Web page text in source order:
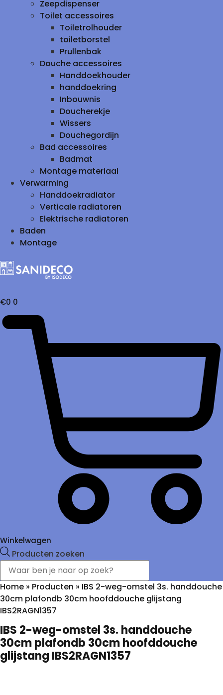
Zeepdispenser
Toilet accessoires
Toiletrolhouder
toiletborstel
Prullenbak
Douche accessoires
Handdoekhouder
handdoekring
Inbouwnis
Doucherekje
Wissers
Douchegordijn
Bad accessoires
Badmat
Montage materiaal
Verwarming
Handdoekradiator
Verticale radiatoren
Elektrische radiatoren
Baden
Montage
€0 0
Winkelwagen
Producten zoeken
Home » Producten » IBS 2-weg-omstel 3s. handdouche
30cm plafondb 30cm hoofddouche glijstang
IBS2RAGN1357
IBS 2-weg-omstel 3s. handdouche
30cm plafondb 30cm hoofddouche
glijstang IBS2RAGN1357